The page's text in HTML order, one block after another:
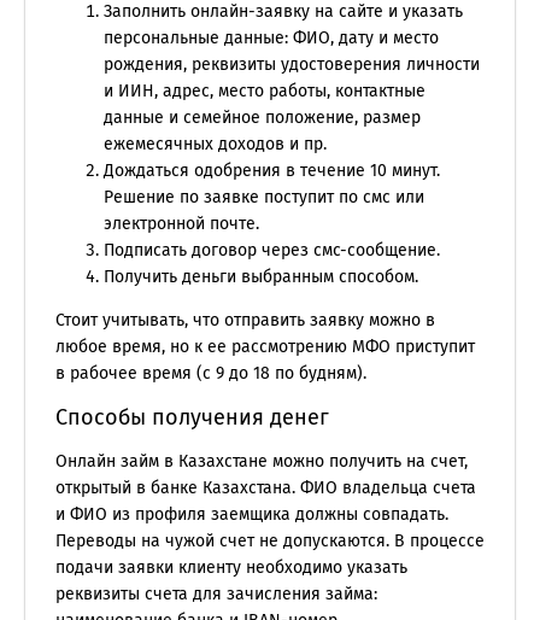
Заполнить онлайн-заявку на сайте и указать
персональные данные: ФИО, дату и место
рождения, реквизиты удостоверения личности
и ИИН, адрес, место работы, контактные
данные и семейное положение, размер
ежемесячных доходов и пр.
Дождаться одобрения в течение 10 минут.
Решение по заявке поступит по смс или
электронной почте.
Подписать договор через смс-сообщение.
Получить деньги выбранным способом.
Стоит учитывать, что отправить заявку можно в
любое время, но к ее рассмотрению МФО приступит
в рабочее время (с 9 до 18 по будням).
Способы получения денег
Онлайн займ в Казахстане можно получить на счет,
открытый в банке Казахстана. ФИО владельца счета
и ФИО из профиля заемщика должны совпадать.
Переводы на чужой счет не допускаются. В процессе
подачи заявки клиенту необходимо указать
реквизиты счета для зачисления займа: